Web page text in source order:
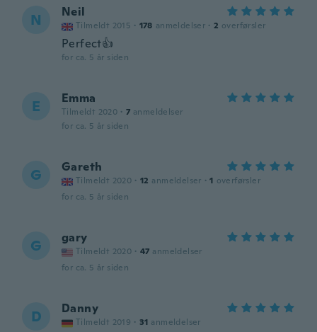
N Neil
Tilmeldt 2015 · 178 anmeldelser · 2 overførsler
Perfect👍
for ca. 5 år siden
E Emma
Tilmeldt 2020 · 7 anmeldelser
for ca. 5 år siden
G Gareth
Tilmeldt 2020 · 12 anmeldelser · 1 overførsler
for ca. 5 år siden
G gary
Tilmeldt 2020 · 47 anmeldelser
for ca. 5 år siden
D Danny
Tilmeldt 2019 · 31 anmeldelser